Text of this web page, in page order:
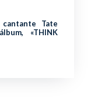
Tate
«THINK